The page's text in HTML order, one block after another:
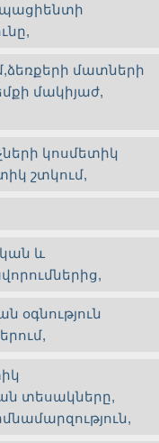
մատների
մակիյաժ,
կոսմետիկ
շտկում,
և
օգնություն
տեսակները,